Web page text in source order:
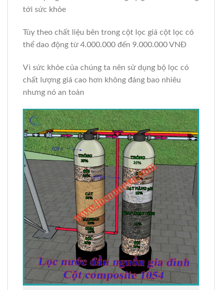
tới sức khỏe
Tùy theo chất liệu bên trong cột lọc giá cột lọc có
thể dao động từ 4.000.000 đến 9.000.000 VNĐ
Vì sức khỏe của chúng ta nên sử dụng bộ lọc có
chất lượng giá cao hơn không đáng bao nhiêu
nhưng nó an toàn